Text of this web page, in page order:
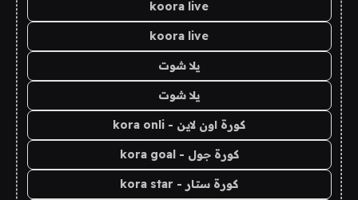
koora live
koora live
يلا شوت
يلا شوت
كورة اون لاين - kora onli
كورة جول - kora goal
كورة ستار - kora star